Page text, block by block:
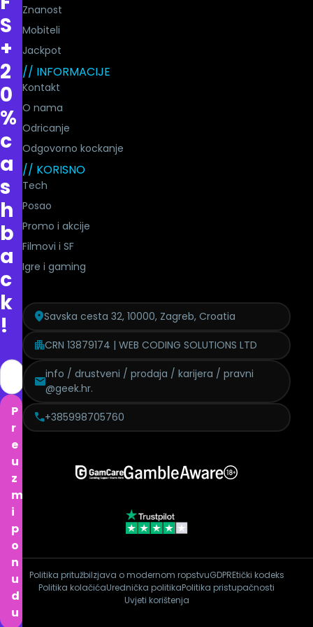
S
+
2
0
%
c
a
s
h
b
a
c
k
!
P
r
e
u
z
m
i
p
o
n
u
d
u
Znanost
Mobiteli
Jackpot
// INFORMACIJE
Kontakt
O nama
Odricanje
Odgovorno kockanje
// KORISNO
Tech
Posao
Promo i akcije
Filmovi i SF
Igre i gaming
Savska cesta 32, 10000, Zagreb, Croatia
CRN 13879174 | WEB CODING SOLUTIONS LTD
info / drustveni / prodaja / karijera / pravni
@geek.hr.
+385998705760
Politika pritužbiIzjava o modernom ropstvuGDPREtički kodeks
Politika kolačićaUrednička politikaPolitika pristupačnosti
Uvjeti korištenja